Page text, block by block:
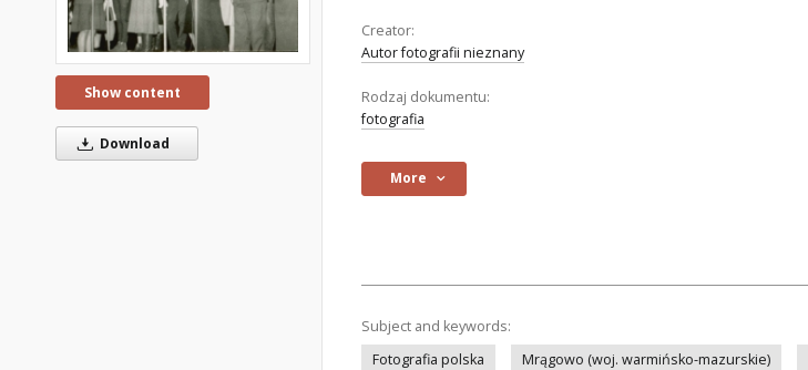
Show content
Download
Creator:
Autor fotografii nieznany
Rodzaj dokumentu:
fotografia
More
Subject and keywords:
Fotografia polska
Mrągowo (woj. warmińsko-mazurskie)